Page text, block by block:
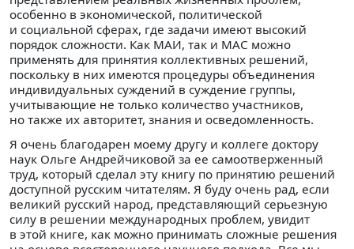
особенно в экономической, политической
и социальной сферах, где задачи имеют высокий
порядок сложности. Как МАИ, так и МАС можно
применять для принятия коллективных решений,
поскольку в них имеются процедуры объединения
индивидуальных суждений в суждение группы,
учитывающие не только количество участников,
но также их авторитет, знания и осведомленность.
Я очень благодарен моему другу и коллеге доктору
наук Ольге Андрейчиковой за ее самоотверженный
труд, который сделал эту книгу по принятию решений
доступной русским читателям. Я буду очень рад, если
великий русский народ, представляющий серьезную
силу в решении международных проблем, увидит
в этой книге, как можно принимать сложные решения